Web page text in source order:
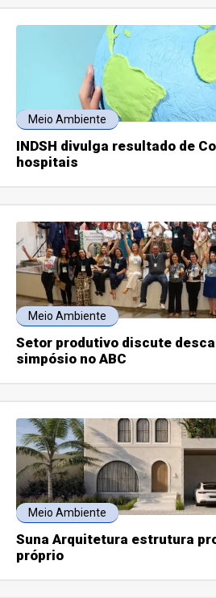
Meio Ambiente
INDSH divulga resultado de
hospitais
Meio Ambiente
Setor produtivo discute
simpósio no ABC
Meio Ambiente
Suna Arquitetura estrutura
próprio